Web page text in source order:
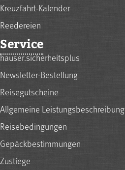
Kreuzfahrt-Kalender
Reedereien
Service
hauser.sicherheitsplus
Newsletter-Bestellung
Reisegutscheine
Allgemeine Leistungsbeschreibung
Reisebedingungen
Gepäckbestimmungen
Zustiege